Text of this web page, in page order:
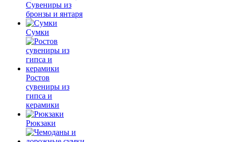
Сувениры из
бронзы и янтаря
Сумки
Ростов
сувениры из
гипса и
керамики
Рюкзаки